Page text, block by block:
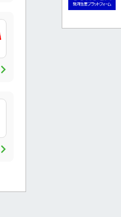
chevron_right
chevron_right